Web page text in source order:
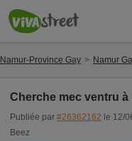
Namur-Province Gay Namur
Cherche mec ventru à
Publiée par #26362162 le 12/
Beez